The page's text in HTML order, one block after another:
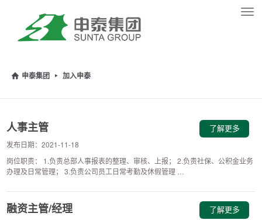
申泰集团 加入申泰
人事主管 了解更多
发布日期：2021-11-18
岗位职责： 1.负责总部人事报表的整理、审核、上报； 2.负责社保、公积金业务
办理及日常管理； 3.负责公司员工日常考勤及休假管理 …
融资主管/经理 了解更多